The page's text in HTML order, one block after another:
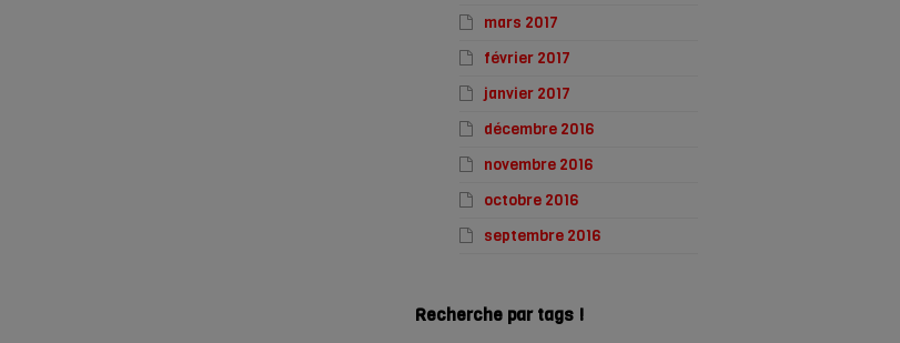
mars 2017
février 2017
janvier 2017
décembre 2016
novembre 2016
octobre 2016
septembre 2016
Recherche par tags !